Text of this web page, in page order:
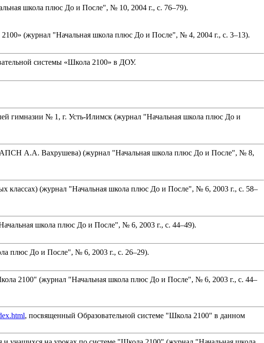
школа плюс До и После", № 10, 2004 г., с. 76–79).
(журнал "Начальная школа плюс До и После", № 4, 2004 г., с. 3–13).
системы «Школа 2100» в ДОУ.
гимназии № 1, г. Усть-Илимск (журнал "Начальная школа плюс До и
АПСН А.А. Вахрушева) (журнал "Начальная школа плюс До и После", № 8,
классах) (журнал "Начальная школа плюс До и После", № 6, 2003 г., с. 58–
школа плюс До и После", № 6, 2003 г., с. 44–49).
плюс До и После", № 6, 2003 г., с. 26–29).
2100" (журнал "Начальная школа плюс До и После", № 6, 2003 г., с. 44–
, посвященный Образовательной системе "Школа 2100" в данном